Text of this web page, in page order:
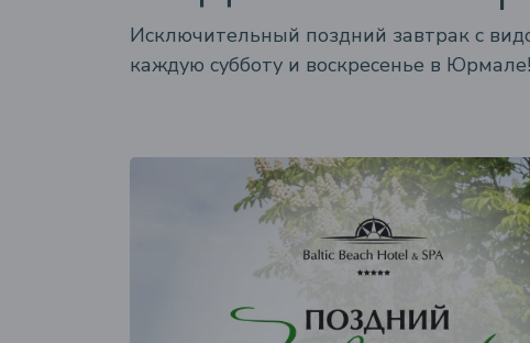
Исключительный поздний завтрак с
каждую субботу и воскресенье в Юрмале!